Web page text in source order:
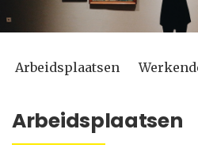
Arbeidsplaatsen
Arbeidsplaatsen